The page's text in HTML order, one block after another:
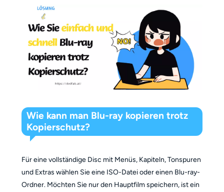
Wie kann man Blu-ray kopieren trotz
Kopierschutz?
Für eine vollständige Disc mit Menüs, Kapiteln, Tonspuren
und Extras wählen Sie eine ISO-Datei oder einen Blu-ray-
Ordner. Möchten Sie nur den Hauptfilm speichern, ist ein